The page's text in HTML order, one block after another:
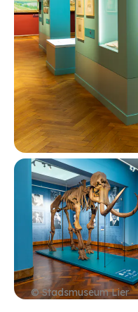
© Stadsmuseum Lier